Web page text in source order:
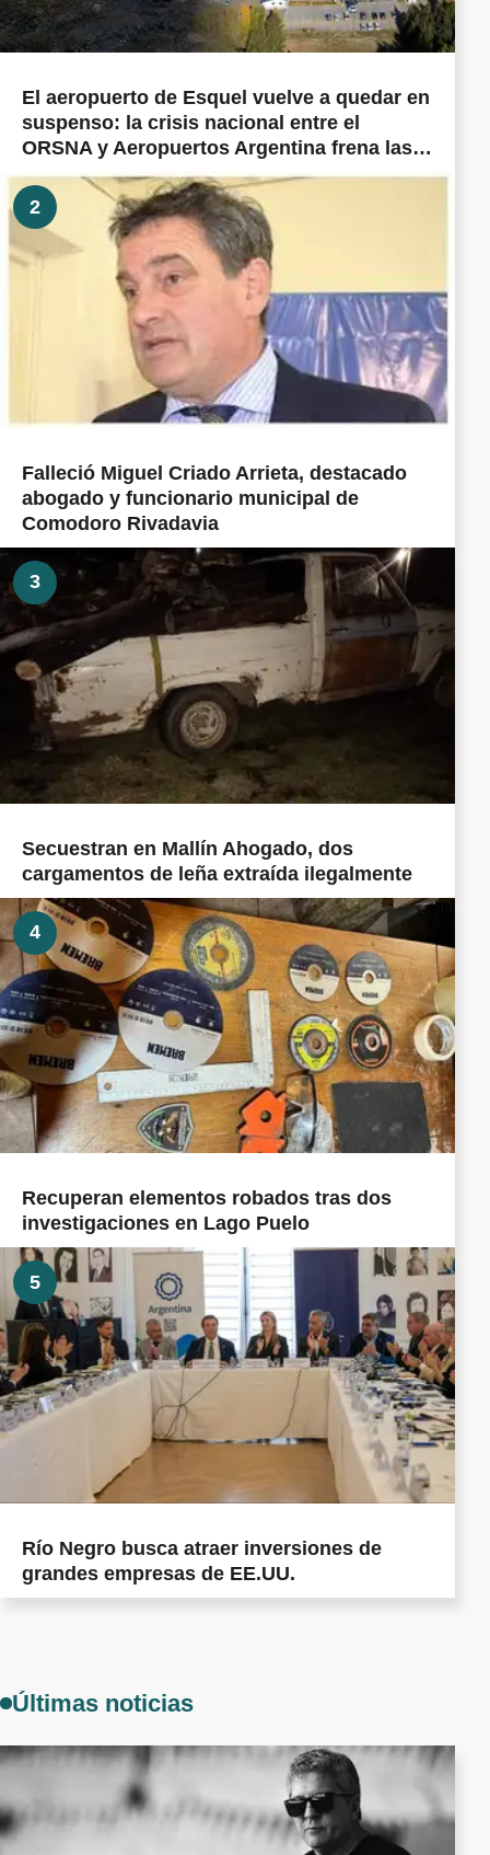
El aeropuerto de Esquel vuelve a quedar en
suspenso: la crisis nacional entre el
ORSNA y Aeropuertos Argentina frena las
obras prometidas en todo el país
2
Falleció Miguel Criado Arrieta, destacado
abogado y funcionario municipal de
Comodoro Rivadavia
3
Secuestran en Mallín Ahogado, dos
cargamentos de leña extraída ilegalmente
4
Recuperan elementos robados tras dos
investigaciones en Lago Puelo
5
Río Negro busca atraer inversiones de
grandes empresas de EE.UU.
Últimas noticias